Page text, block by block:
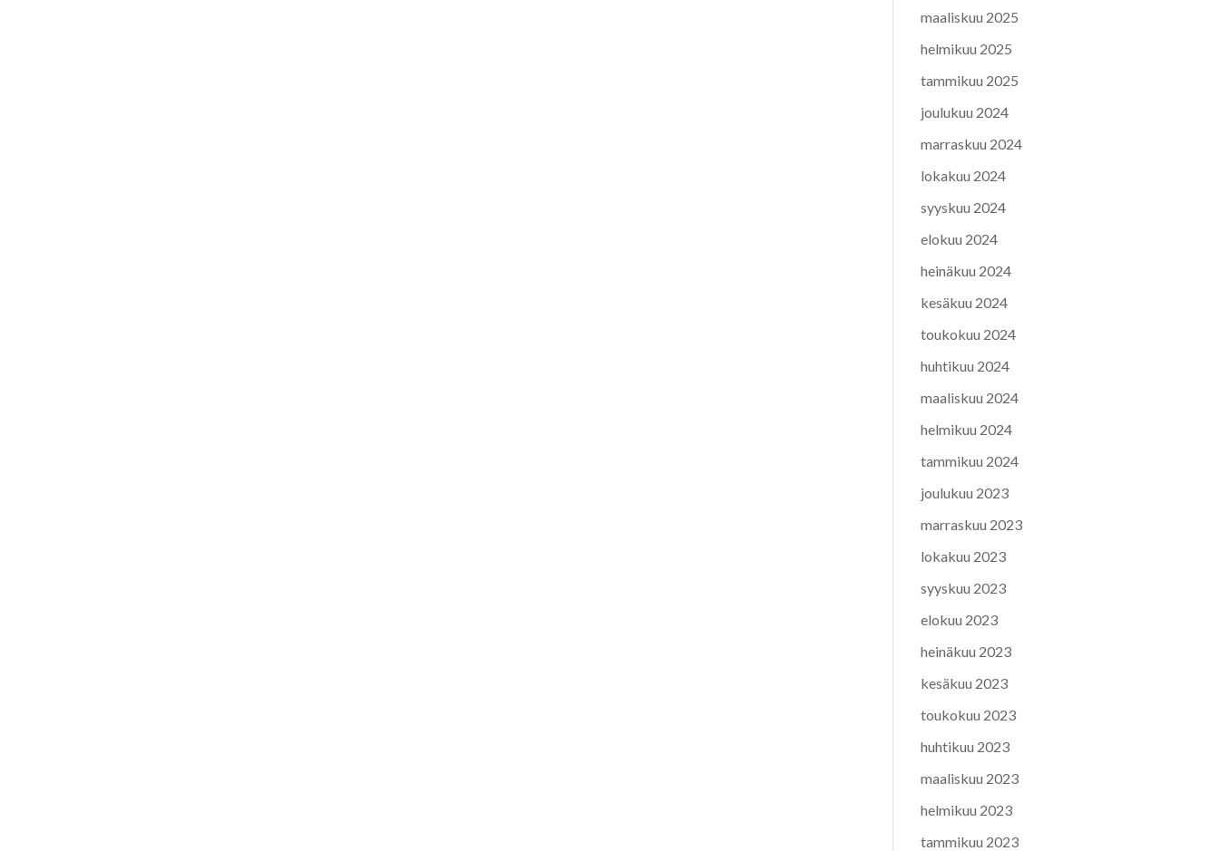
maaliskuu 2025
helmikuu 2025
tammikuu 2025
joulukuu 2024
marraskuu 2024
lokakuu 2024
syyskuu 2024
elokuu 2024
heinäkuu 2024
kesäkuu 2024
toukokuu 2024
huhtikuu 2024
maaliskuu 2024
helmikuu 2024
tammikuu 2024
joulukuu 2023
marraskuu 2023
lokakuu 2023
syyskuu 2023
elokuu 2023
heinäkuu 2023
kesäkuu 2023
toukokuu 2023
huhtikuu 2023
maaliskuu 2023
helmikuu 2023
tammikuu 2023